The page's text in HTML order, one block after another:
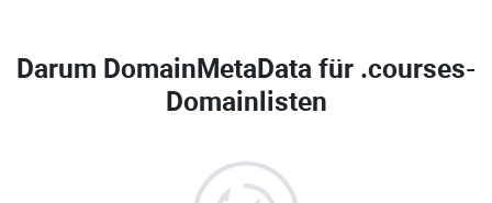
Darum DomainMetaData für .courses-
Domainlisten